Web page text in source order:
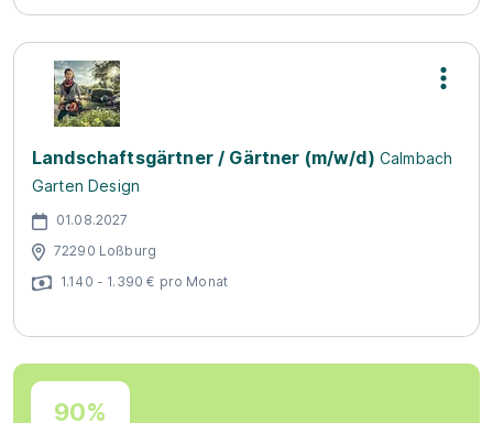
Landschaftsgärtner / Gärtner (m/w/d) Calmbach
Garten Design
01.08.2027
72290 Loßburg
1.140 - 1.390 € pro Monat
90%